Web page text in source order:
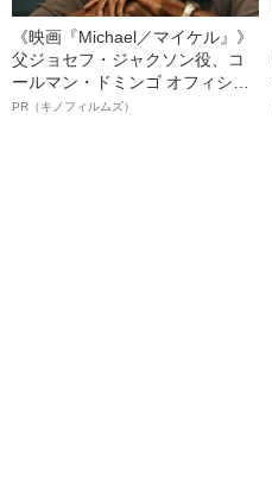
《映画『Michael／マイケル』》
父ジョセフ・ジャクソン役、コ
ールマン・ドミンゴ オフィシャ
ルインタビュー“観客を魅了した
PR（キノフィルムズ）